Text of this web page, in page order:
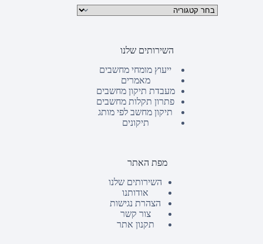
קטגוריות מוצרים
השירותים שלנו
ייעוץ מומחי מחשבים
מאמרים
מעבדת תיקון מחשבים
פתרון תקלות מחשבים
תיקון מחשב לפי מותג
תיקונים
מפת האתר
השירותים שלנו
אודותנו
הצהרת נגישות
צור קשר
תקנון אתר